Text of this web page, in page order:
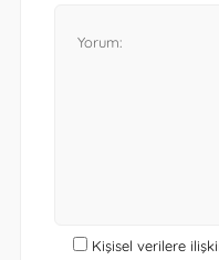
Kişisel verilere